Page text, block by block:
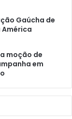
Gaúcha de
moção de
em